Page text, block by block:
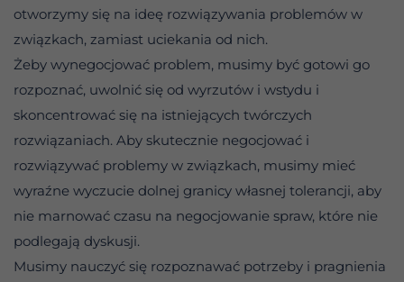
otworzymy się na ideę rozwiązywania problemów w
związkach, zamiast uciekania od nich.
Żeby wynegocjować problem, musimy być gotowi go
rozpoznać, uwolnić się od wyrzutów i wstydu i
skoncentrować się na istniejących twórczych
rozwiązaniach. Aby skutecznie negocjować i
rozwiązywać problemy w związkach, musimy mieć
wyraźne wyczucie dolnej granicy własnej tolerancji, aby
nie marnować czasu na negocjowanie spraw, które nie
podlegają dyskusji.
Musimy nauczyć się rozpoznawać potrzeby i pragnienia